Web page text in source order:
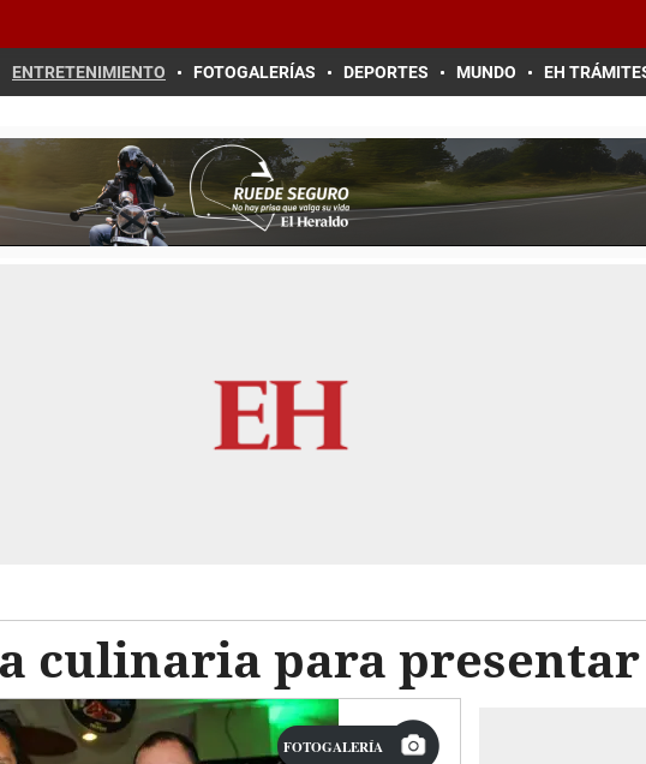
ENTRETENIMIENTO FOTOGALERÍAS DEPORTES MUNDO EH
culinaria para
FOTOGALERÍA